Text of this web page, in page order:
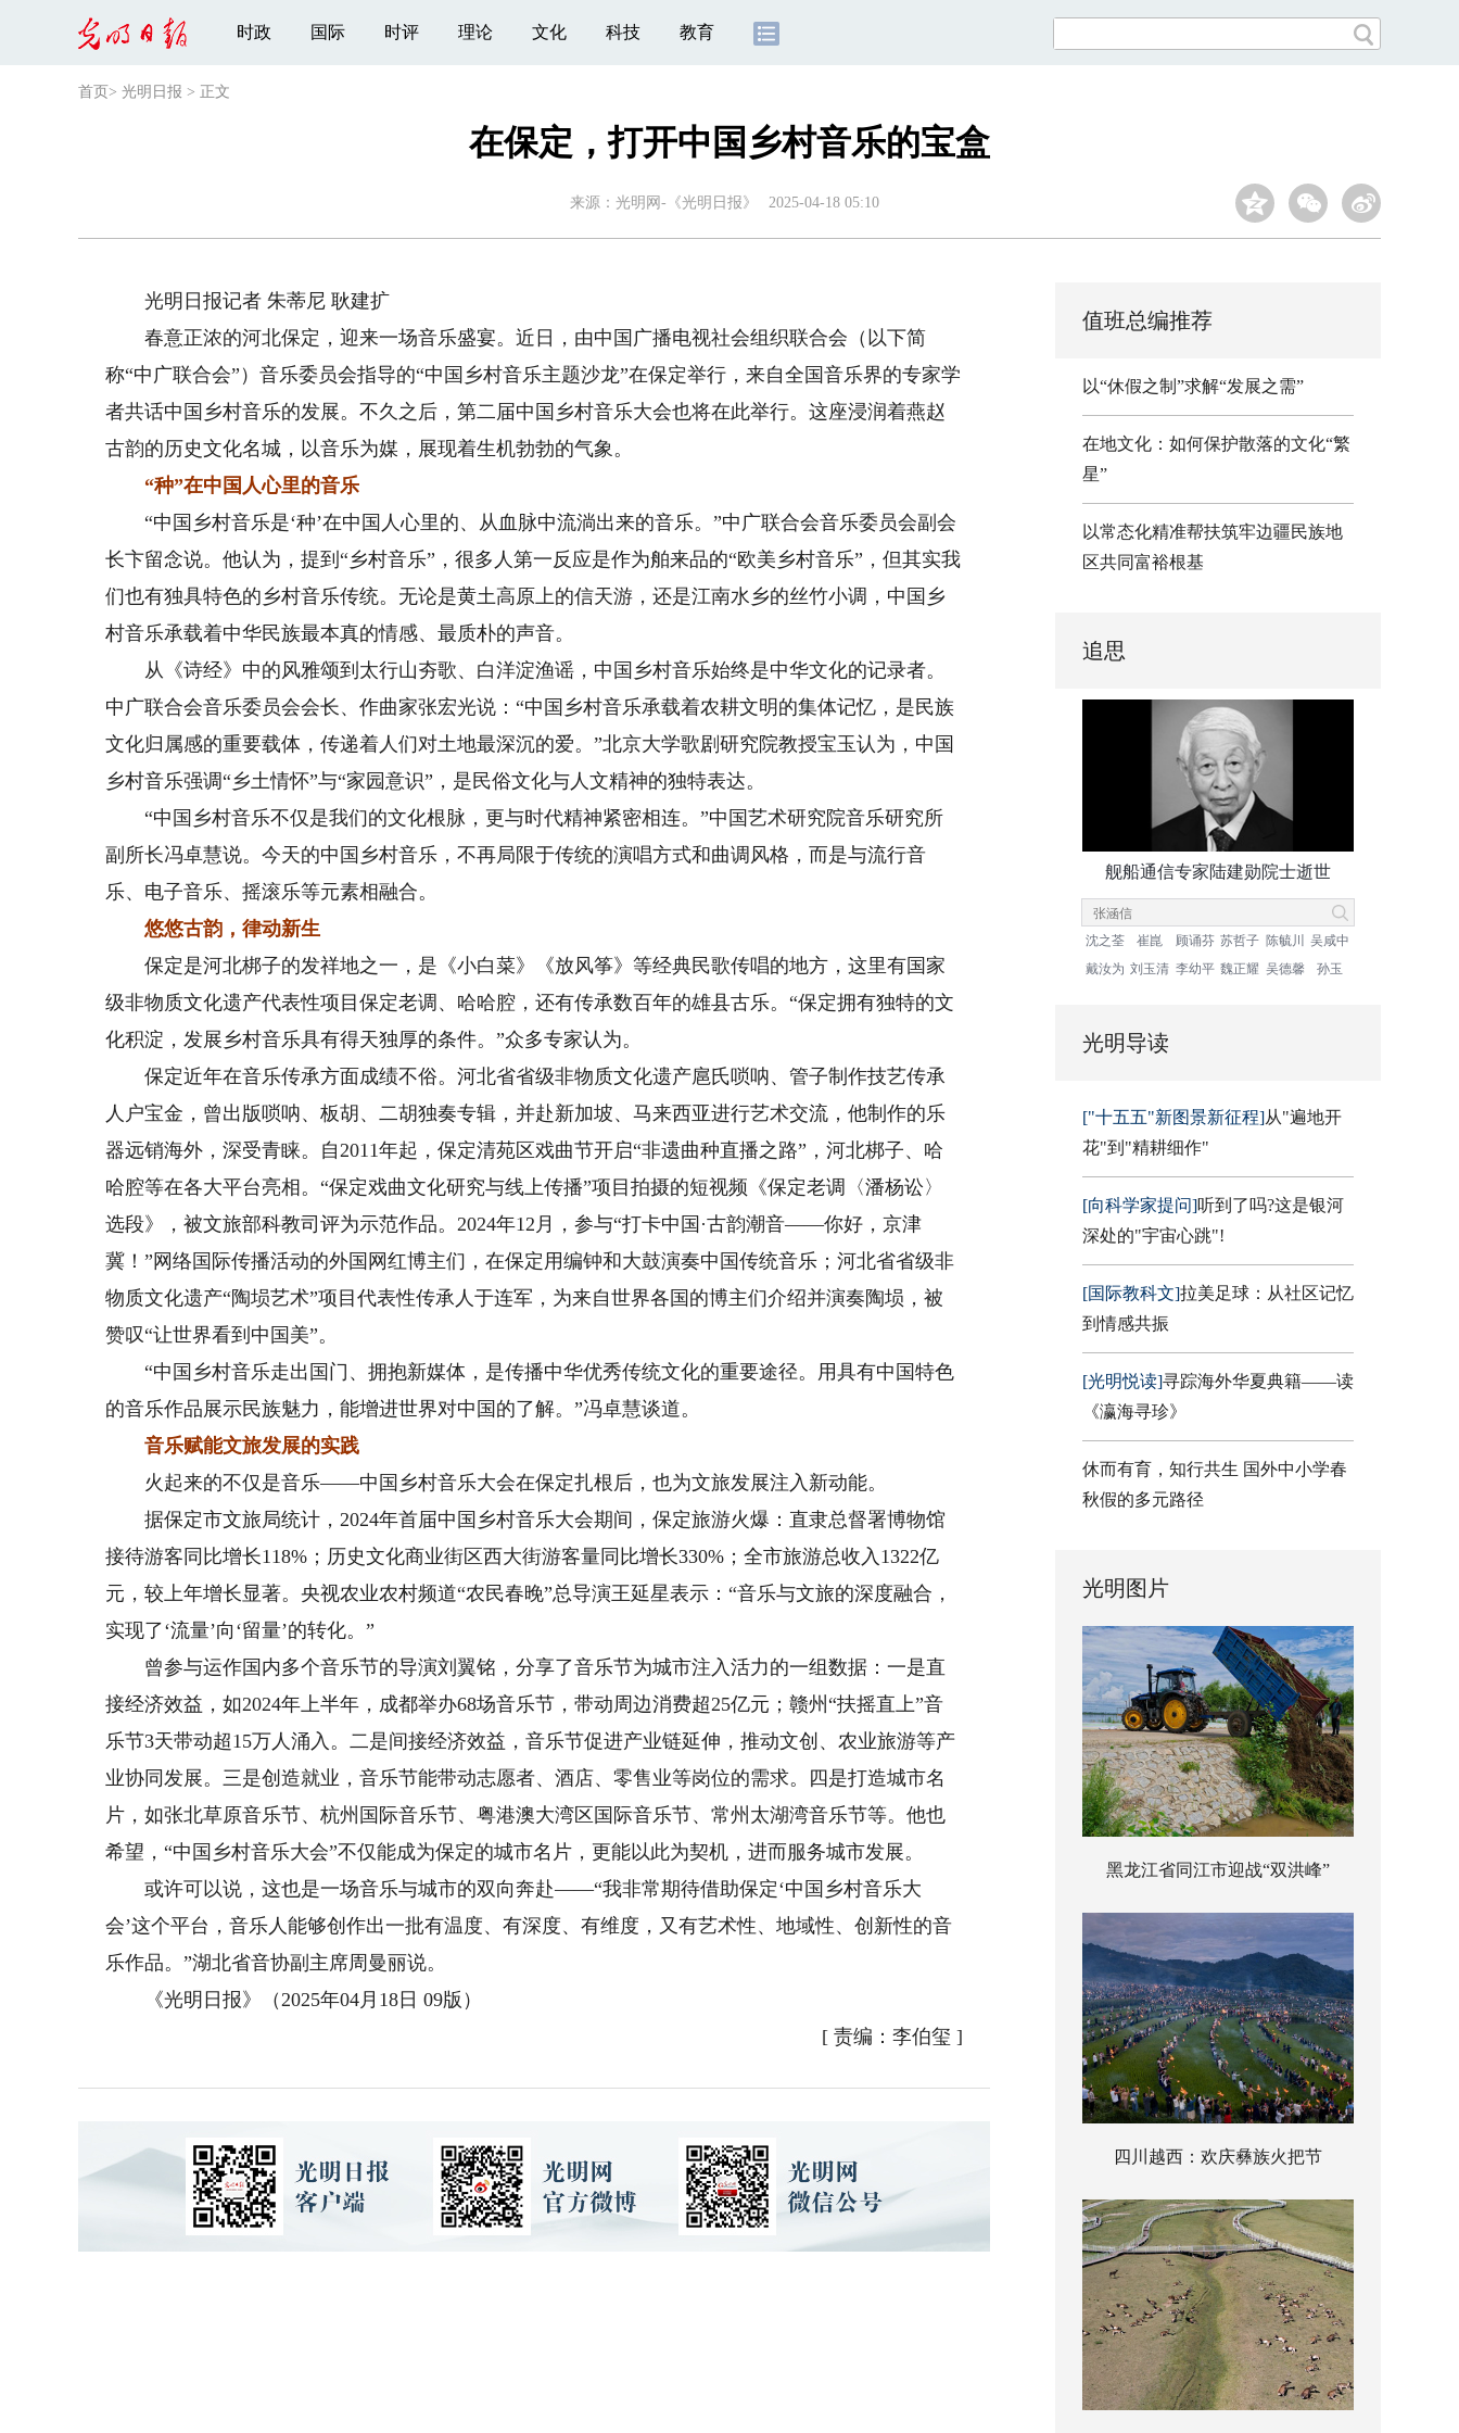
时政 国际 时评 理论 文化 科技 教育
首页 > 光明日报 > 正文
在保定，打开中国乡村音乐的宝盒
来源： 光明网-《光明日报》 2025-04-18 05:10
光明日报记者 朱蒂尼 耿建扩
春意正浓的河北保定，迎来一场音乐盛宴。近日，由中国广播电视社会组织联合会（以下简
称“中广联合会”）音乐委员会指导的“中国乡村音乐主题沙龙”在保定举行，来自全国音乐界的专家学
者共话中国乡村音乐的发展。不久之后，第二届中国乡村音乐大会也将在此举行。这座浸润着燕赵
古韵的历史文化名城，以音乐为媒，展现着生机勃勃的气象。
“种”在中国人心里的音乐
“中国乡村音乐是‘种’在中国人心里的、从血脉中流淌出来的音乐。”中广联合会音乐委员会副会
长卞留念说。他认为，提到“乡村音乐”，很多人第一反应是作为舶来品的“欧美乡村音乐”，但其实我
们也有独具特色的乡村音乐传统。无论是黄土高原上的信天游，还是江南水乡的丝竹小调，中国乡
村音乐承载着中华民族最本真的情感、最质朴的声音。
从《诗经》中的风雅颂到太行山夯歌、白洋淀渔谣，中国乡村音乐始终是中华文化的记录者。
中广联合会音乐委员会会长、作曲家张宏光说：“中国乡村音乐承载着农耕文明的集体记忆，是民族
文化归属感的重要载体，传递着人们对土地最深沉的爱。”北京大学歌剧研究院教授宝玉认为，中国
乡村音乐强调“乡土情怀”与“家园意识”，是民俗文化与人文精神的独特表达。
“中国乡村音乐不仅是我们的文化根脉，更与时代精神紧密相连。”中国艺术研究院音乐研究所
副所长冯卓慧说。今天的中国乡村音乐，不再局限于传统的演唱方式和曲调风格，而是与流行音
乐、电子音乐、摇滚乐等元素相融合。
悠悠古韵，律动新生
保定是河北梆子的发祥地之一，是《小白菜》《放风筝》等经典民歌传唱的地方，这里有国家
级非物质文化遗产代表性项目保定老调、哈哈腔，还有传承数百年的雄县古乐。“保定拥有独特的文
化积淀，发展乡村音乐具有得天独厚的条件。”众多专家认为。
保定近年在音乐传承方面成绩不俗。河北省省级非物质文化遗产扈氏唢呐、管子制作技艺传承
人户宝金，曾出版唢呐、板胡、二胡独奏专辑，并赴新加坡、马来西亚进行艺术交流，他制作的乐
器远销海外，深受青睐。自2011年起，保定清苑区戏曲节开启“非遗曲种直播之路”，河北梆子、哈
哈腔等在各大平台亮相。“保定戏曲文化研究与线上传播”项目拍摄的短视频《保定老调〈潘杨讼〉
选段》，被文旅部科教司评为示范作品。2024年12月，参与“打卡中国·古韵潮音——你好，京津
冀！”网络国际传播活动的外国网红博主们，在保定用编钟和大鼓演奏中国传统音乐；河北省省级非
物质文化遗产“陶埙艺术”项目代表性传承人于连军，为来自世界各国的博主们介绍并演奏陶埙，被
赞叹“让世界看到中国美”。
“中国乡村音乐走出国门、拥抱新媒体，是传播中华优秀传统文化的重要途径。用具有中国特色
的音乐作品展示民族魅力，能增进世界对中国的了解。”冯卓慧谈道。
音乐赋能文旅发展的实践
火起来的不仅是音乐——中国乡村音乐大会在保定扎根后，也为文旅发展注入新动能。
据保定市文旅局统计，2024年首届中国乡村音乐大会期间，保定旅游火爆：直隶总督署博物馆
接待游客同比增长118%；历史文化商业街区西大街游客量同比增长330%；全市旅游总收入1322亿
元，较上年增长显著。央视农业农村频道“农民春晚”总导演王延星表示：“音乐与文旅的深度融合，
实现了‘流量’向‘留量’的转化。”
曾参与运作国内多个音乐节的导演刘翼铭，分享了音乐节为城市注入活力的一组数据：一是直
接经济效益，如2024年上半年，成都举办68场音乐节，带动周边消费超25亿元；赣州“扶摇直上”音
乐节3天带动超15万人涌入。二是间接经济效益，音乐节促进产业链延伸，推动文创、农业旅游等产
业协同发展。三是创造就业，音乐节能带动志愿者、酒店、零售业等岗位的需求。四是打造城市名
片，如张北草原音乐节、杭州国际音乐节、粤港澳大湾区国际音乐节、常州太湖湾音乐节等。他也
希望，“中国乡村音乐大会”不仅能成为保定的城市名片，更能以此为契机，进而服务城市发展。
或许可以说，这也是一场音乐与城市的双向奔赴——“我非常期待借助保定‘中国乡村音乐大
会’这个平台，音乐人能够创作出一批有温度、有深度、有维度，又有艺术性、地域性、创新性的音
乐作品。”湖北省音协副主席周曼丽说。
《光明日报》（2025年04月18日 09版）
[ 责编：李伯玺 ]
值班总编推荐
以“休假之制”求解“发展之需”
在地文化：如何保护散落的文化“繁
星”
以常态化精准帮扶筑牢边疆民族地
区共同富裕根基
追思
舰船通信专家陆建勋院士逝世
沈之荃 崔崑 顾诵芬 苏哲子 陈毓川
吴咸中
戴汝为 刘玉清 李幼平 魏正耀 吴德馨 孙玉
光明导读
["十五五"新图景新征程]从"遍地开
花"到"精耕细作"
[向科学家提问]听到了吗?这是银河
深处的"宇宙心跳"!
[国际教科文]拉美足球：从社区记忆
到情感共振
[光明悦读]寻踪海外华夏典籍——读
《瀛海寻珍》
休而有育，知行共生 国外中小学春
秋假的多元路径
光明图片
黑龙江省同江市迎战“双洪峰”
四川越西：欢庆彝族火把节